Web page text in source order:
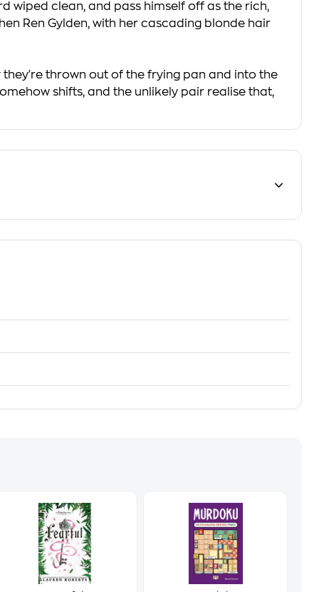
wiped clean, and pass himself off as the rich,
Ren Gylden, with her cascading blonde hair
thrown out of the frying pan and into the
shifts, and the unlikely pair realise that,